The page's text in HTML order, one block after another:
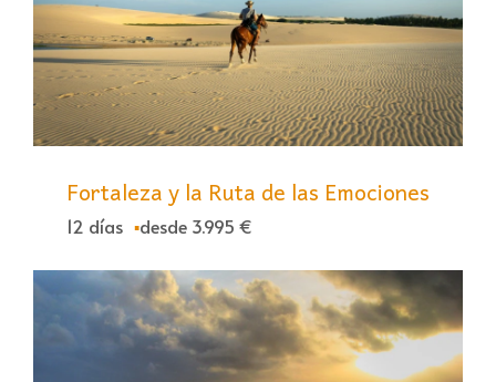
Fortaleza y la Ruta de las Emociones
12 días desde 3.995 €